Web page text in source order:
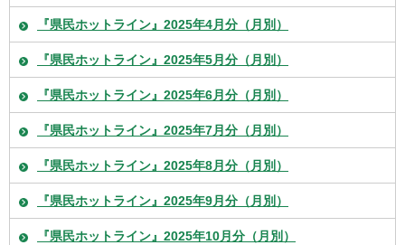
『県民ホットライン』2025年4月分（月別）
『県民ホットライン』2025年5月分（月別）
『県民ホットライン』2025年6月分（月別）
『県民ホットライン』2025年7月分（月別）
『県民ホットライン』2025年8月分（月別）
『県民ホットライン』2025年9月分（月別）
『県民ホットライン』2025年10月分（月別）